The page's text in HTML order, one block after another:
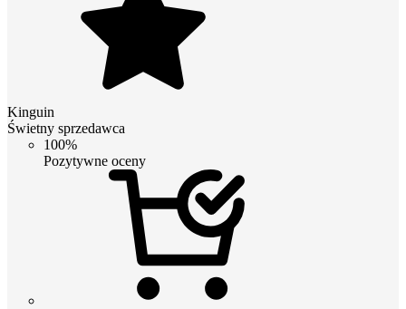
Kinguin
Świetny sprzedawca
100%
Pozytywne oceny